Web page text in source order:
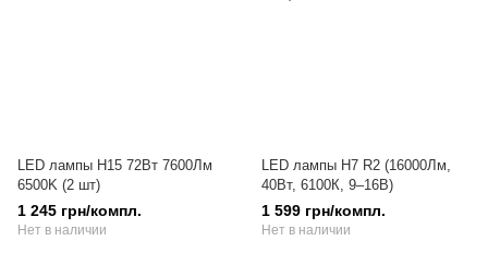
LED лампы H15 72Вт 7600Лм
6500K (2 шт)
1 245 грн/компл.
Нет в наличии
LED лампы H7 R2 (16000Лм,
40Вт, 6100К, 9–16В)
1 599 грн/компл.
Нет в наличии